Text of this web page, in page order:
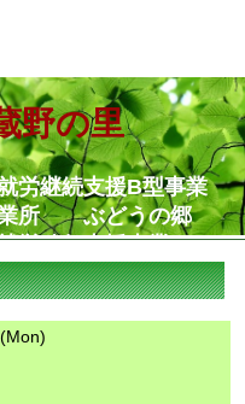
の里
労継続支援B型事業
業所 ぶどうの郷
事業
作業所
ー武蔵野
ンターつ